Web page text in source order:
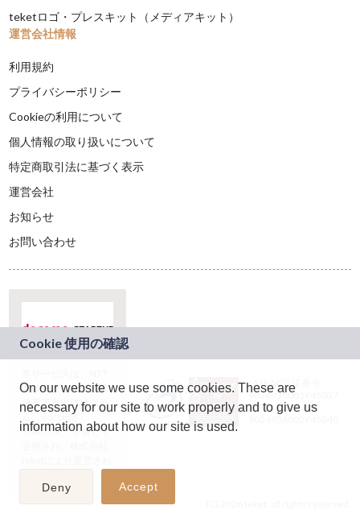
teketロゴ・プレスキット（メディアキット）
運営会社情報
利用規約
プライバシーポリシー
Cookieの利用について
個人情報の取り扱いについて
特定商取引法に基づく表示
運営会社
お知らせ
お問い合わせ
ドコモグループの新
規事業創出プログラ
ム「docomo
STARTUP」を通じて
JASRAC許諾番号：
9024936001Y45037
JASRAC許諾番号：
On our website we use some cookies. These are
necessary for our site to work properly and to give us
information about how our site is used.
Deny Accept